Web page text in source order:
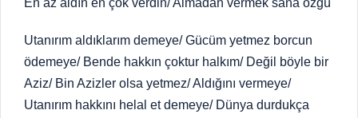
En az aldın en çok verdin/ Almadan vermek sana özgü
Utanırım aldıklarım demeye/ Gücüm yetmez borcun
ödemeye/ Bende hakkın çoktur halkım/ Değil böyle bir
Aziz/ Bin Azizler olsa yetmez/ Aldığını vermeye/
Utanırım hakkını helal et demeye/ Dünya durdukça